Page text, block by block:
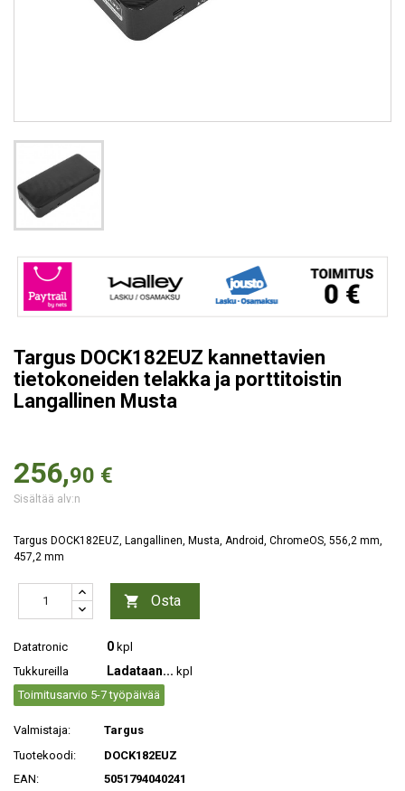
Targus DOCK182EUZ kannettavien
tietokoneiden telakka ja porttitoistin
Langallinen Musta
256,90 €
Sisältää alv:n
Targus DOCK182EUZ, Langallinen, Musta, Android, ChromeOS, 556,2 mm,
457,2 mm
 Osta
Datatronic 0 kpl
Tukkureilla
Ladataan... kpl
Toimitusarvio 5-7 työpäivää
Valmistaja:
Targus
Tuotekoodi:
DOCK182EUZ
EAN:
5051794040241